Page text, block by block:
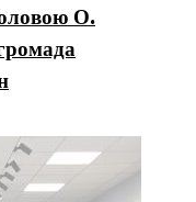
О.